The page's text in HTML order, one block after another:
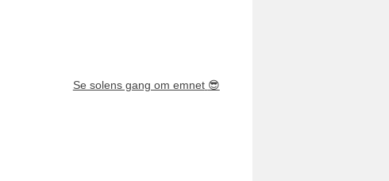
Se solens gang om emnet 😎